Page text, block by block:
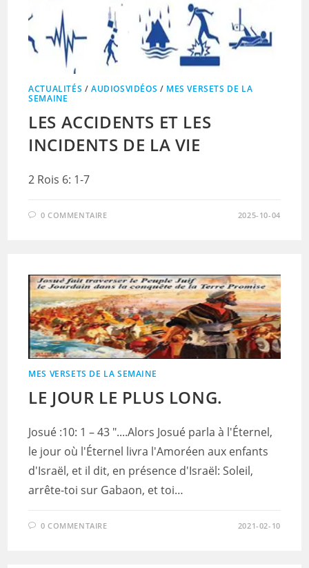
ACTUALITÉS /AUDIOSVIDÉOS / MES VERSETS DE LA
SEMAINE
LES ACCIDENTS ET LES
INCIDENTS DE LA VIE
2 Rois 6: 1-7
0 COMMENTAIRE 2025-10-04
MES VERSETS DE LA SEMAINE
LE JOUR LE PLUS LONG.
Josué :10: 1 – 43 "....Alors Josué parla à l'Éternel,
le jour où l'Éternel livra l'Amoréen aux enfants
d'Israël, et il dit, en présence d'Israël: Soleil,
arrête-toi sur Gabaon, et toi…
0 COMMENTAIRE 2021-02-10